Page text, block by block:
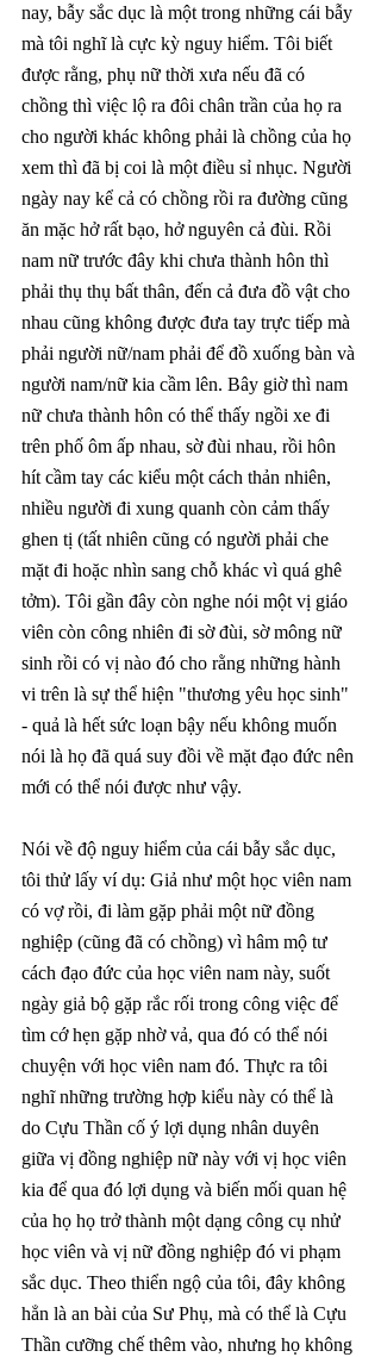
nay, bẫy sắc dục là một trong những cái bẫy
mà tôi nghĩ là cực kỳ nguy hiểm. Tôi biết
được rằng, phụ nữ thời xưa nếu đã có
chồng thì việc lộ ra đôi chân trần của họ ra
cho người khác không phải là chồng của họ
xem thì đã bị coi là một điều sỉ nhục. Người
ngày nay kể cả có chồng rồi ra đường cũng
ăn mặc hở rất bạo, hở nguyên cả đùi. Rồi
nam nữ trước đây khi chưa thành hôn thì
phải thụ thụ bất thân, đến cả đưa đồ vật cho
nhau cũng không được đưa tay trực tiếp mà
phải người nữ/nam phải để đồ xuống bàn và
người nam/nữ kia cầm lên. Bây giờ thì nam
nữ chưa thành hôn có thể thấy ngồi xe đi
trên phố ôm ấp nhau, sờ đùi nhau, rồi hôn
hít cầm tay các kiểu một cách thản nhiên,
nhiều người đi xung quanh còn cảm thấy
ghen tị (tất nhiên cũng có người phải che
mặt đi hoặc nhìn sang chỗ khác vì quá ghê
tởm). Tôi gần đây còn nghe nói một vị giáo
viên còn công nhiên đi sờ đùi, sờ mông nữ
sinh rồi có vị nào đó cho rằng những hành
vi trên là sự thể hiện "thương yêu học sinh"
- quả là hết sức loạn bậy nếu không muốn
nói là họ đã quá suy đồi về mặt đạo đức nên
mới có thể nói được như vậy.
Nói về độ nguy hiểm của cái bẫy sắc dục,
tôi thử lấy ví dụ: Giả như một học viên nam
có vợ rồi, đi làm gặp phải một nữ đồng
nghiệp (cũng đã có chồng) vì hâm mộ tư
cách đạo đức của học viên nam này, suốt
ngày giả bộ gặp rắc rối trong công việc để
tìm cớ hẹn gặp nhờ vả, qua đó có thể nói
chuyện với học viên nam đó. Thực ra tôi
nghĩ những trường hợp kiểu này có thể là
do Cựu Thần cố ý lợi dụng nhân duyên
giữa vị đồng nghiệp nữ này với vị học viên
kia để qua đó lợi dụng và biến mối quan hệ
của họ họ trở thành một dạng công cụ nhử
học viên và vị nữ đồng nghiệp đó vi phạm
sắc dục. Theo thiển ngộ của tôi, đây không
hẳn là an bài của Sư Phụ, mà có thể là Cựu
Thần cưỡng chế thêm vào, nhưng họ không